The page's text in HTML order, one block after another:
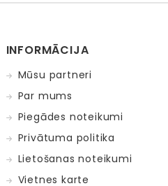
INFORMĀCIJA
Mūsu partneri
Par mums
Piegādes noteikumi
Privātuma politika
Lietošanas noteikumi
Vietnes karte